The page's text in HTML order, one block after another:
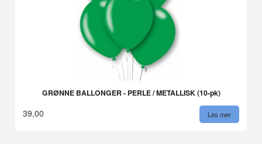
GRØNNE BALLONGER - PERLE / METALLISK (10-pk)
39,00 Les mer